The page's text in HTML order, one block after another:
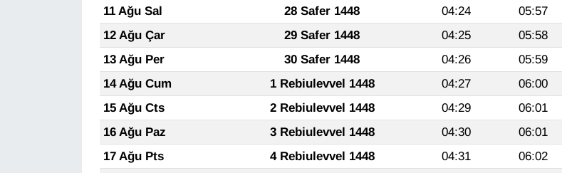
11 Ağu Sal
28 Safer 1448 04:24 05:57
12 Ağu Çar
29 Safer 1448 04:25 05:58
13 Ağu Per
30 Safer 1448 04:26 05:59
14 Ağu Cum
1 Rebiulevvel 1448 04:27 06:00
15 Ağu Cts
2 Rebiulevvel 1448 04:29 06:01
16 Ağu Paz
3 Rebiulevvel 1448 04:30 06:01
17 Ağu Pts
4 Rebiulevvel 1448 04:31 06:02
Resmi İlanlar
RÖPORTAJ